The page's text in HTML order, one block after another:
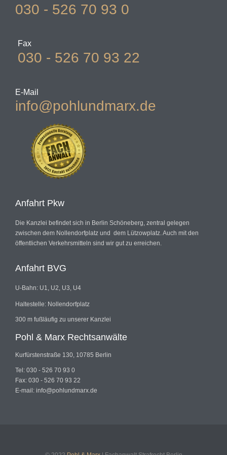
030 - 526 70 93 0
Fax
030 - 526 70 93 22
E-Mail
info@pohlundmarx.de
Anfahrt Pkw
Die Kanzlei befindet sich in Berlin Schöneberg, zentral gelegen
zwischen dem Nollendorfplatz und dem Lützowplatz. Auch mit den
öffentlichen Verkehrsmitteln sind wir gut zu erreichen.
Anfahrt BVG
U-Bahn: U1, U2, U3, U4
Haltestelle: Nollendorfplatz
300 m fußläufig zu unserer Kanzlei
Pohl & Marx Rechtsanwälte
Kurfürstenstraße 130, 10785 Berlin
Tel: 030 - 526 70 93 0
Fax: 030 - 526 70 93 22
E-mail: info@pohlundmarx.de